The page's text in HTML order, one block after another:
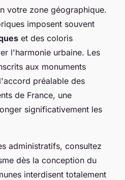
votre zone géographique.
imposent souvent
et des coloris
l'harmonie urbaine. Les
aux monuments
préalable des
de France, une
significativement les
administratifs, consultez
dès la conception du
interdisent totalement